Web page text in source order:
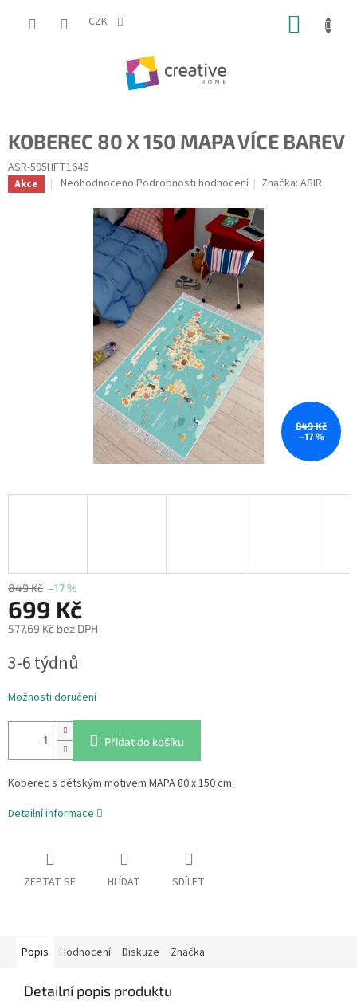
CZK
KOBEREC 80 X 150 MAPA VÍCE BAREV
ASR-595HFT1646
Akce
Průměrné
produktu
hvězdiček.
Neohodnoceno Podrobnosti hodnocení Značka:ASIR
849 Kč
–17 %
849 Kč –17 %
699 Kč
577,69 Kč bez DPH
cena:
3-6 týdnů
Možnosti doručení
Přidat do košíku
Koberec s dětským motivem MAPA 80 x 150 cm.
Detailní informace
ZEPTAT SE HLÍDAT SDÍLET
Popis Hodnocení Diskuze Značka
Detailní popis produktu